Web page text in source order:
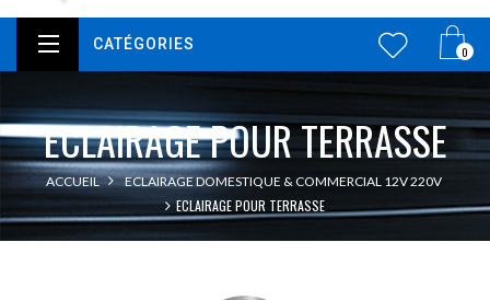
0
CATÉGORIES
ECLAIRAGE POUR TERRASSE
ACCUEIL ECLAIRAGE DOMESTIQUE & COMMERCIAL 12V 220V
ECLAIRAGE POUR TERRASSE